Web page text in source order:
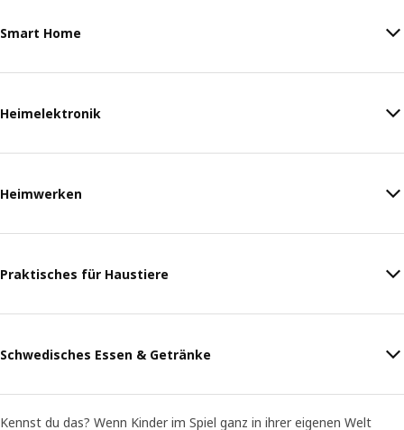
Smart Home
Heimelektronik
Heimwerken
Praktisches für Haustiere
Schwedisches Essen & Getränke
Kennst du das? Wenn Kinder im Spiel ganz in ihrer eigenen Welt